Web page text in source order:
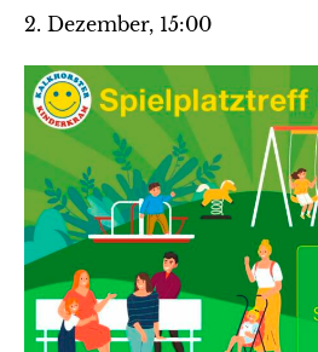
2. Dezember, 15:00